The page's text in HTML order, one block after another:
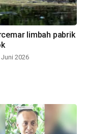
limbah pabrik
2026